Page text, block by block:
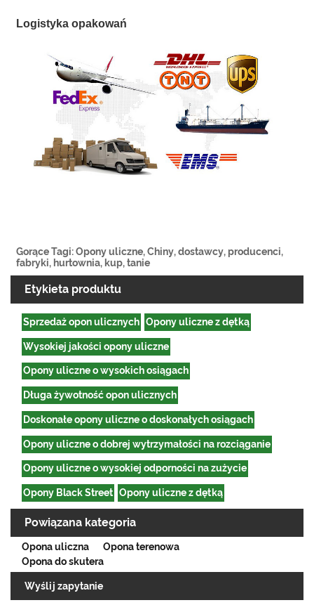
Logistyka opakowań
Gorące Tagi: Opony uliczne, Chiny, dostawcy, producenci,
fabryki, hurtownia, kup, tanie
Etykieta produktu
Sprzedaż opon ulicznych Opony uliczne z dętką
Wysokiej jakości opony uliczne
Opony uliczne o wysokich osiągach
Długa żywotność opon ulicznych
Doskonałe opony uliczne o doskonałych osiągach
Opony uliczne o dobrej wytrzymałości na rozciąganie
Opony uliczne o wysokiej odporności na zużycie
Opony Black Street Opony uliczne z dętką
Powiązana kategoria
Opona uliczna
Opona terenowa
Opona do skutera
Wyślij zapytanie